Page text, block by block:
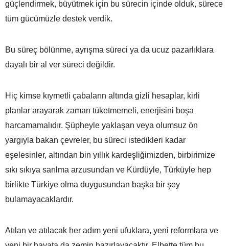
güçlendirmek, büyütmek için bu sürecin içinde olduk, sürece
tüm gücümüzle destek verdik.
Bu süreç bölünme, ayrışma süreci ya da ucuz pazarlıklara
dayalı bir al ver süreci değildir.
Hiç kimse kıymetli çabaların altında gizli hesaplar, kirli
planlar arayarak zaman tüketmemeli, enerjisini boşa
harcamamalıdır. Şüpheyle yaklaşan veya olumsuz ön
yargıyla bakan çevreler, bu süreci istedikleri kadar
eşelesinler, altından bin yıllık kardeşliğimizden, birbirimize
sıkı sıkıya sarılma arzusundan ve Kürdüyle, Türküyle hep
birlikte Türkiye olma duygusundan başka bir şey
bulamayacaklardır.
Atılan ve atılacak her adım yeni ufuklara, yeni reformlara ve